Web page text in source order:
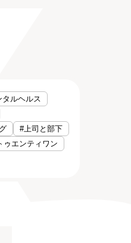
タルヘルス
#上司と部下
ゥエンティワン